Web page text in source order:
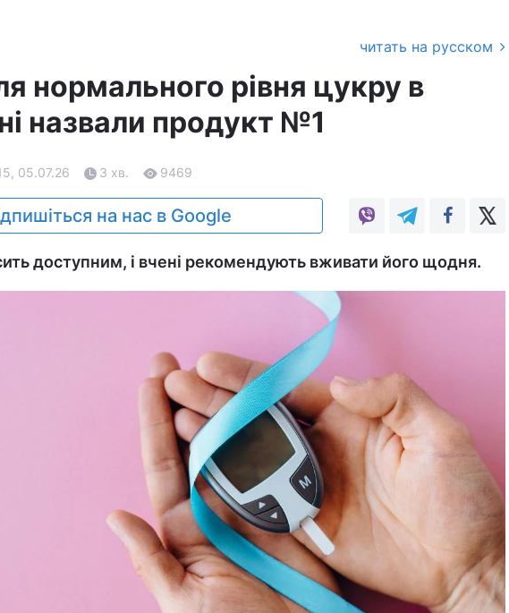
читать на русском
нормального рівня цукру в
назвали продукт №1
05.07.26 3 хв. 9469
на нас в Google
доступним, і вчені рекомендують вживати його щодня.